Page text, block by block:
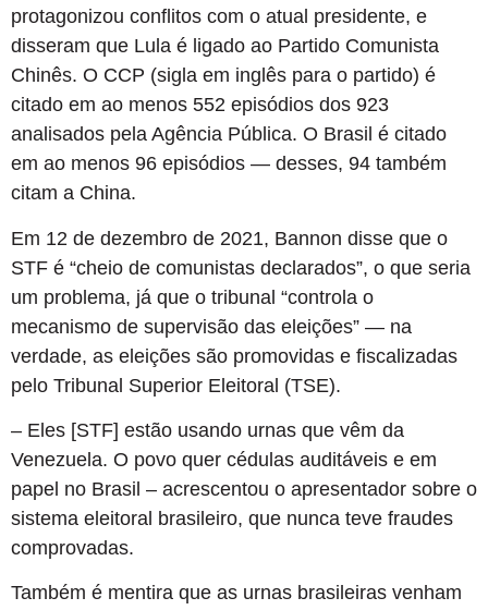
protagonizou conflitos com o atual presidente, e
disseram que Lula é ligado ao Partido Comunista
Chinês. O CCP (sigla em inglês para o partido) é
citado em ao menos 552 episódios dos 923
analisados pela Agência Pública. O Brasil é citado
em ao menos 96 episódios — desses, 94 também
citam a China.
Em 12 de dezembro de 2021, Bannon disse que o
STF é “cheio de comunistas declarados”, o que seria
um problema, já que o tribunal “controla o
mecanismo de supervisão das eleições” — na
verdade, as eleições são promovidas e fiscalizadas
pelo Tribunal Superior Eleitoral (TSE).
– Eles [STF] estão usando urnas que vêm da
Venezuela. O povo quer cédulas auditáveis e em
papel no Brasil – acrescentou o apresentador sobre o
sistema eleitoral brasileiro, que nunca teve fraudes
comprovadas.
Também é mentira que as urnas brasileiras venham